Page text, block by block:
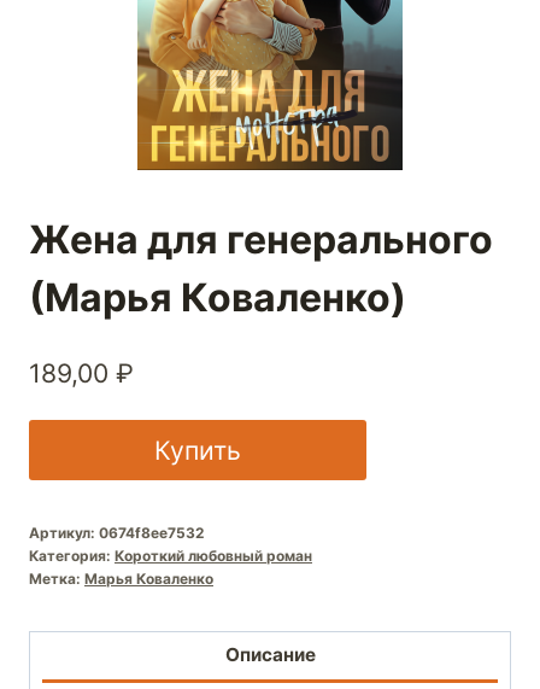
Жена для генерального
(Марья Коваленко)
189,00 ₽
Купить
Артикул: 0674f8ee7532
Категория: Короткий любовный роман
Метка: Марья Коваленко
Описание